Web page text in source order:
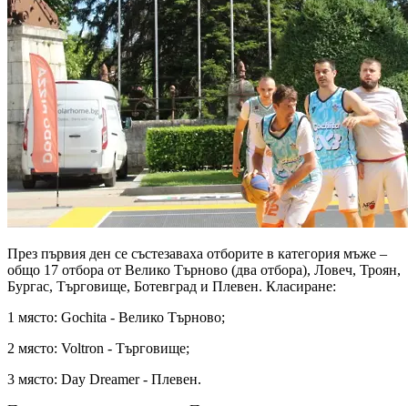
През първия ден се състезаваха отборите в категория мъже –
общо 17 отбора от Велико Търново (два отбора), Ловеч, Троян,
Бургас, Търговище, Ботевград и Плевен. Класиране:
1 място: Gochita - Велико Търново;
2 място: Voltron - Търговище;
3 място: Day Dreamer - Плевен.